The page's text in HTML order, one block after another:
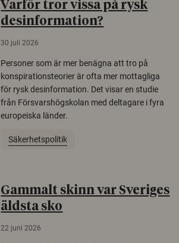
Varför tror vissa på rysk
desinformation?
30 juli 2026
Personer som är mer benägna att tro på
konspirationsteorier är ofta mer mottagliga
för rysk desinformation. Det visar en studie
från Försvarshögskolan med deltagare i fyra
europeiska länder.
Säkerhetspolitik
Gammalt skinn var Sveriges
äldsta sko
22 juni 2026